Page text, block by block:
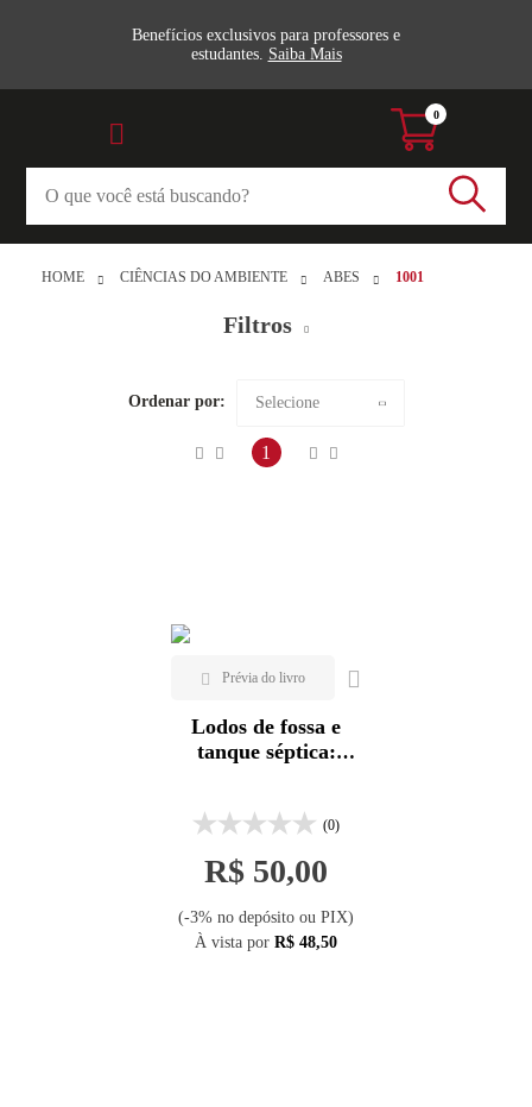
Benefícios exclusivos para professores e
estudantes. Saiba Mais
0
HOME CIÊNCIAS DO AMBIENTE ABES 1001
Filtros
Meio Ambiente (1)Ordenar por: Selecione
Maior preço
1
Lodos de fossa e
tanque séptica:
alternativas de(0)
R$ 50,00
(-3% no depósito ou PIX)
À vista por R$ 48,50